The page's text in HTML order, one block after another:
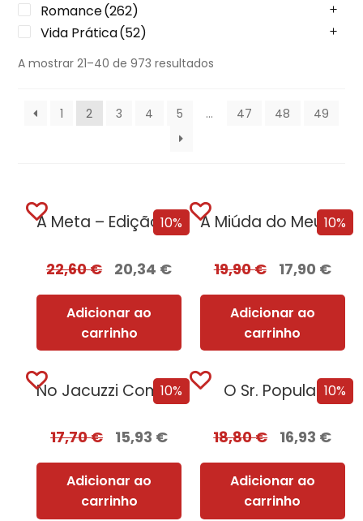
Romance(262)
Vida Prática(52)
A mostrar 21–40 de 973 resultados
1 2 3 4 5 … 47 48 49
10%
A Meta – Edição com EDGES
22,60€ 20,34 €
Adicionar ao
carrinho
10%
A Miúda do Meu Irmão
19,90€ 17,90 €
Adicionar ao
carrinho
10%
No Jacuzzi Com Uma Serial Killer
17,70€ 15,93 €
Adicionar ao
carrinho
10%
O Sr. Popular
18,80€ 16,93 €
Adicionar ao
carrinho